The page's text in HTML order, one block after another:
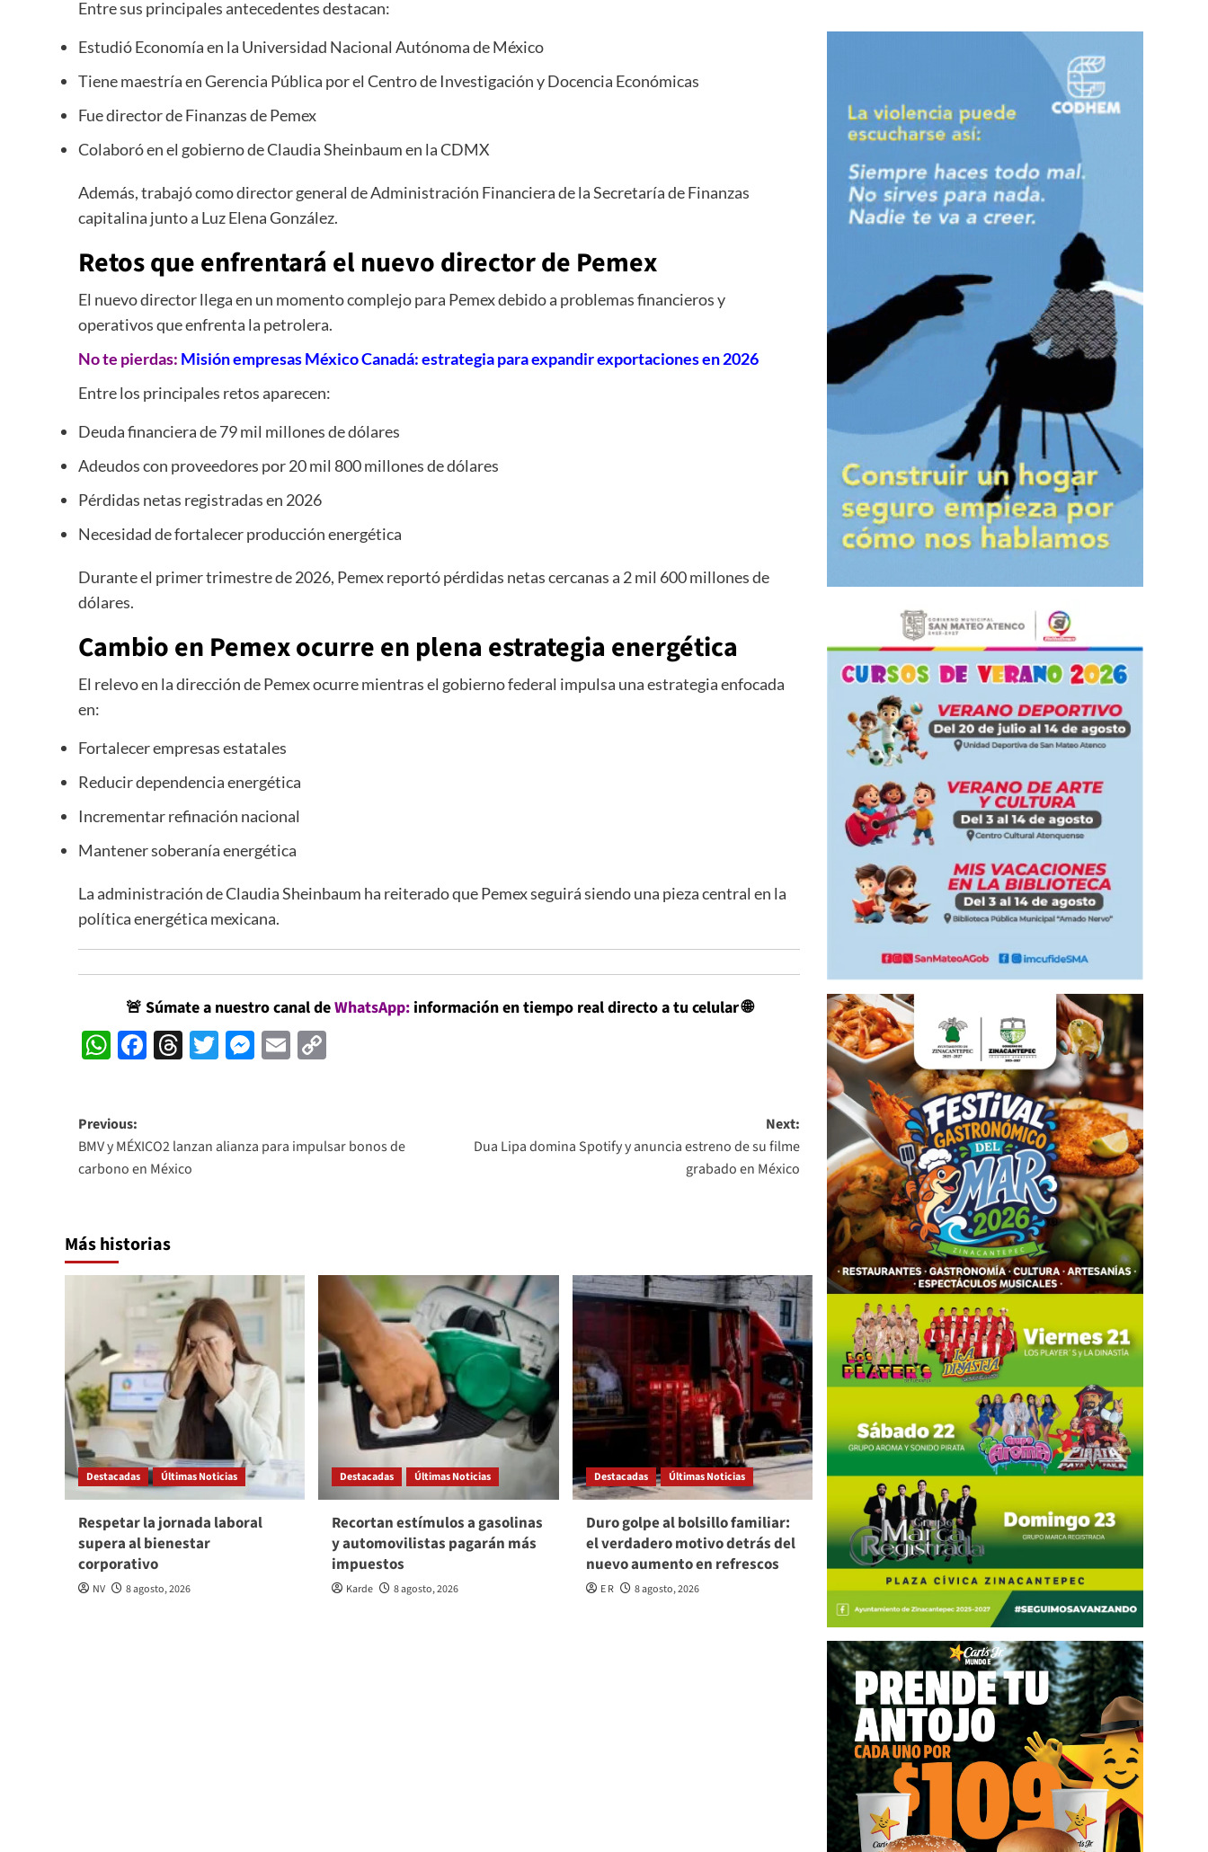
Entre sus principales antecedentes destacan:
Estudió Economía en la Universidad Nacional Autónoma de México
Tiene maestría en Gerencia Pública por el Centro de Investigación y Docencia Económicas
Fue director de Finanzas de Pemex
Colaboró en el gobierno de Claudia Sheinbaum en la CDMX
Además, trabajó como director general de Administración Financiera de la Secretaría de Finanzas
capitalina junto a Luz Elena González.
Retos que enfrentará el nuevo director de Pemex
El nuevo director llega en un momento complejo para Pemex debido a problemas financieros y
operativos que enfrenta la petrolera.
No te pierdas: Misión empresas México Canadá: estrategia para expandir exportaciones en 2026
Entre los principales retos aparecen:
Deuda financiera de 79 mil millones de dólares
Adeudos con proveedores por 20 mil 800 millones de dólares
Pérdidas netas registradas en 2026
Necesidad de fortalecer producción energética
Durante el primer trimestre de 2026, Pemex reportó pérdidas netas cercanas a 2 mil 600 millones de
dólares.
Cambio en Pemex ocurre en plena estrategia energética
El relevo en la dirección de Pemex ocurre mientras el gobierno federal impulsa una estrategia enfocada
en:
Fortalecer empresas estatales
Reducir dependencia energética
Incrementar refinación nacional
Mantener soberanía energética
La administración de Claudia Sheinbaum ha reiterado que Pemex seguirá siendo una pieza central en la
política energética mexicana.
🚨 Súmate a nuestro canal deWhatsApp: información en tiempo real directo a tu celular🌐
WhatsApp
Facebook
Threads
Twitter
Messenger
Email
Post
navigation
Previous:
BMV y MÉXICO2 lanzan alianza para impulsar bonos de
carbono en México
Next:
Dua Lipa domina Spotify y anuncia estreno de su filme
grabado en México
Más historias
Destacadas Últimas Noticias
Respetar la jornada laboral
supera al bienestar
corporativo
NV 8 agosto, 2026
Destacadas Últimas Noticias
Recortan estímulos a gasolinas
y automovilistas pagarán más
impuestos
Karde 8 agosto, 2026
Destacadas Últimas Noticias
Duro golpe al bolsillo familiar:
el verdadero motivo detrás del
nuevo aumento en refrescos
E R 8 agosto, 2026